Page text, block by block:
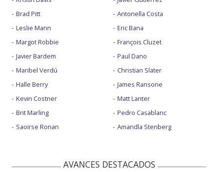
Brad Pitt
Leslie Mann
Margot Robbie
Javier Bardem
Maribel Verdú
Halle Berry
Kevin Costner
Brit Marling
Saoirse Ronan
Antonella Costa
Eric Bana
François Cluzet
Paul Dano
Christian Slater
James Ransone
Matt Lanter
Pedro Casablanc
Amandla Stenberg
AVANCES DESTACADOS